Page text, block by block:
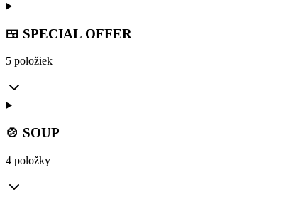
🍱 SPECIAL OFFER
5 položiek
🍲 SOUP
4 položky